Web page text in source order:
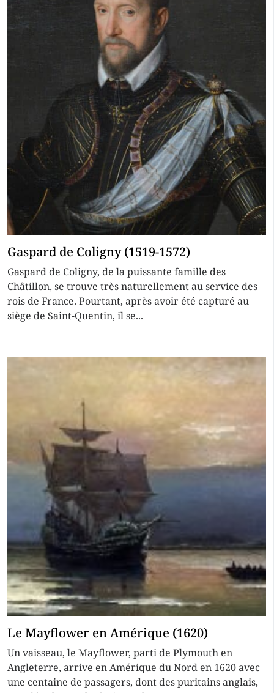
Gaspard de Coligny (1519-1572)
Gaspard de Coligny, de la puissante famille des
Châtillon, se trouve très naturellement au service des
rois de France. Pourtant, après avoir été capturé au
siège de Saint-Quentin, il se...
Le Mayflower en Amérique (1620)
Un vaisseau, le Mayflower, parti de Plymouth en
Angleterre, arrive en Amérique du Nord en 1620 avec
une centaine de passagers, dont des puritains anglais,